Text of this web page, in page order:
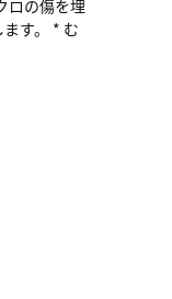
ロの傷を埋
す。 * む